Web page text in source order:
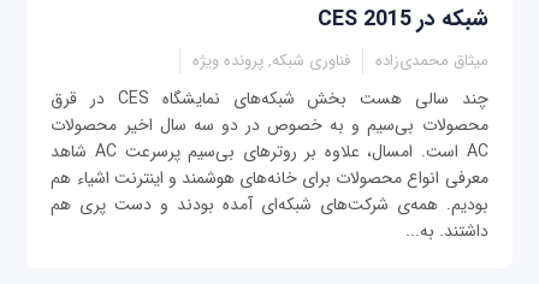
شبکه در CES 2015
میثاق محمدی‌زاده فناوری شبکه, پرونده ویژه
چند سالی هست بخش شبکه‌های نمایشگاه CES در قرق
محصولات بی‌سیم و به خصوص در دو سه سال اخیر محصولات
AC است. امسال، علاوه بر روترهای بی‌سیم پرسرعت AC شاهد
معرفی انواع محصولات برای خانه‌های هوشمند و اینترنت اشیاء هم
بودیم. همه‌ی شرکت‌های شبکه‌ای آمده بودند و دست پری هم
داشتند. به...